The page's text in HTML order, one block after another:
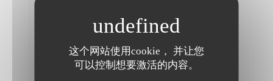
这个网站使用cookie， 并让您
可以控制想要激活的内容。
absolutely
exceptional.